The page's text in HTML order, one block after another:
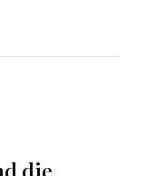
die